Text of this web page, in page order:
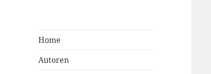
Home
Autoren